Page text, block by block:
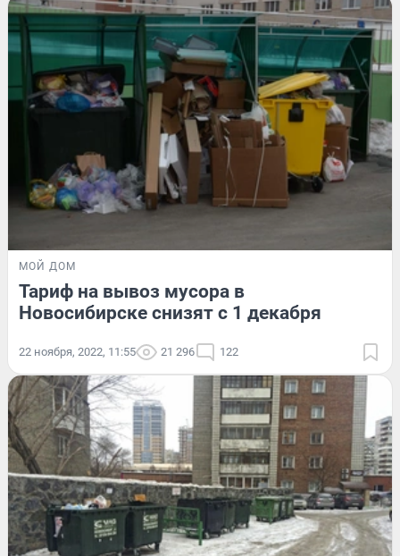
МОЙ ДОМ
Тариф на вывоз мусора в
Новосибирске снизят с 1 декабря
22 ноября, 2022, 11:55 21 296 122